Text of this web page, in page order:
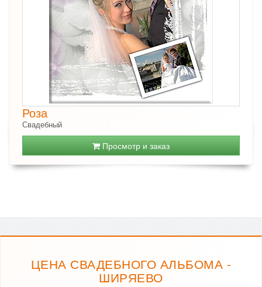
Роза
Свадебный
Просмотр и заказ
ЦЕНА СВАДЕБНОГО АЛЬБОМА -
ШИРЯЕВО